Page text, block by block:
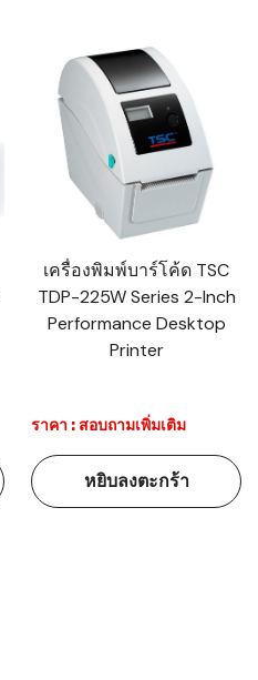
เครื่องพิมพ์บาร์โค้ด TSC
TDP-225W Series 2-Inch
Performance Desktop
Printer
ราคา : สอบถามเพิ่มเติม
หยิบลงตะกร้า